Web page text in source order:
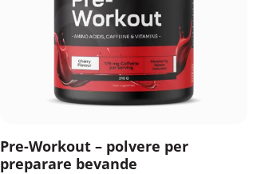
Pre-Workout – polvere per
preparare bevande